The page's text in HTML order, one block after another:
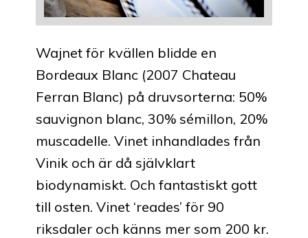
Wajnet för kvällen blidde en
Bordeaux Blanc (2007 Chateau
Ferran Blanc) på druvsorterna: 50%
sauvignon blanc, 30% sémillon, 20%
muscadelle. Vinet inhandlades från
Vinik och är då självklart
biodynamiskt. Och fantastiskt gott
till osten. Vinet ‘reades’ för 90
riksdaler och känns mer som 200 kr.